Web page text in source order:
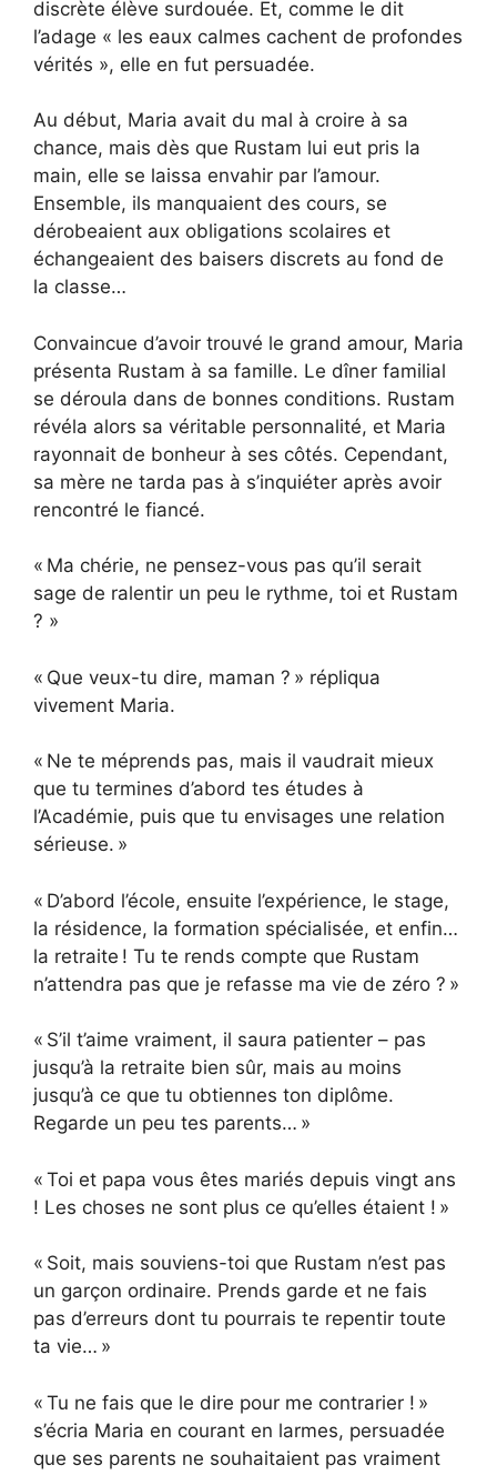
discrète élève surdouée. Et, comme le dit
l’adage « les eaux calmes cachent de profondes
vérités », elle en fut persuadée.
Au début, Maria avait du mal à croire à sa
chance, mais dès que Rustam lui eut pris la
main, elle se laissa envahir par l’amour.
Ensemble, ils manquaient des cours, se
dérobeaient aux obligations scolaires et
échangeaient des baisers discrets au fond de
la classe…
Convaincue d’avoir trouvé le grand amour, Maria
présenta Rustam à sa famille. Le dîner familial
se déroula dans de bonnes conditions. Rustam
révéla alors sa véritable personnalité, et Maria
rayonnait de bonheur à ses côtés. Cependant,
sa mère ne tarda pas à s’inquiéter après avoir
rencontré le fiancé.
« Ma chérie, ne pensez-vous pas qu’il serait
sage de ralentir un peu le rythme, toi et Rustam
? »
« Que veux-tu dire, maman ? » répliqua
vivement Maria.
« Ne te méprends pas, mais il vaudrait mieux
que tu termines d’abord tes études à
l’Académie, puis que tu envisages une relation
sérieuse. »
« D’abord l’école, ensuite l’expérience, le stage,
la résidence, la formation spécialisée, et enfin…
la retraite ! Tu te rends compte que Rustam
n’attendra pas que je refasse ma vie de zéro ? »
« S’il t’aime vraiment, il saura patienter – pas
jusqu’à la retraite bien sûr, mais au moins
jusqu’à ce que tu obtiennes ton diplôme.
Regarde un peu tes parents… »
« Toi et papa vous êtes mariés depuis vingt ans
! Les choses ne sont plus ce qu’elles étaient ! »
« Soit, mais souviens-toi que Rustam n’est pas
un garçon ordinaire. Prends garde et ne fais
pas d’erreurs dont tu pourrais te repentir toute
ta vie… »
« Tu ne fais que le dire pour me contrarier ! »
s’écria Maria en courant en larmes, persuadée
que ses parents ne souhaitaient pas vraiment